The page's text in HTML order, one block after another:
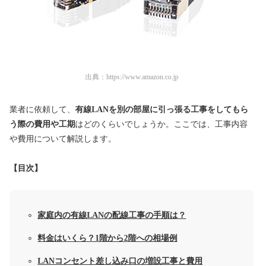
出典： https://www.amazon.co.jp
業者に依頼して、 有線LANを別の部屋に引っ張る工事をしてもら
う際の費用や工期 はどのくらいでしょうか。ここでは、工事内容
や費用について解説します。
【目次】
家庭内の有線LANの配線工事の手順は？
料金はいくら？1階から2階への相場例
LANコンセント差し込み口の増設工事と費用